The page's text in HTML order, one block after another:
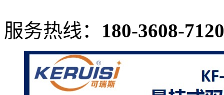
服务热线： 180-3608-7120